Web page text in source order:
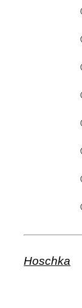
Hoschka